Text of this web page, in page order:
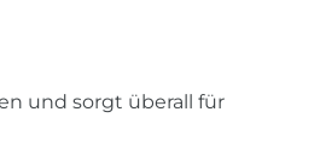
und sorgt überall für